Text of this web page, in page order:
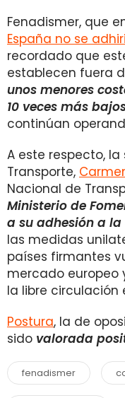
Fenadismer, que
España no se
recordado que
establecen fuera
unos menores
10 veces más
continúan
A este respecto,
Transporte,
Nacional de
Ministerio de
a su adhesión a
las medidas
países firmantes
mercado europeo
la libre circulación
Postura, la de
sido valorada
fenadismer